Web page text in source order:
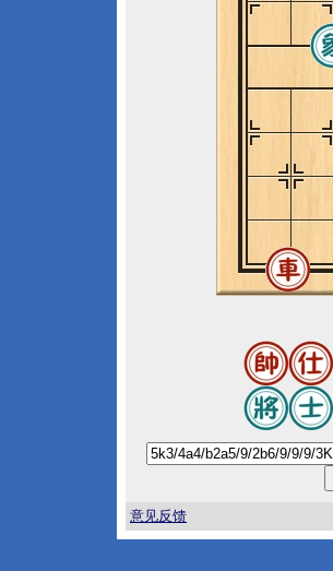
意见反馈